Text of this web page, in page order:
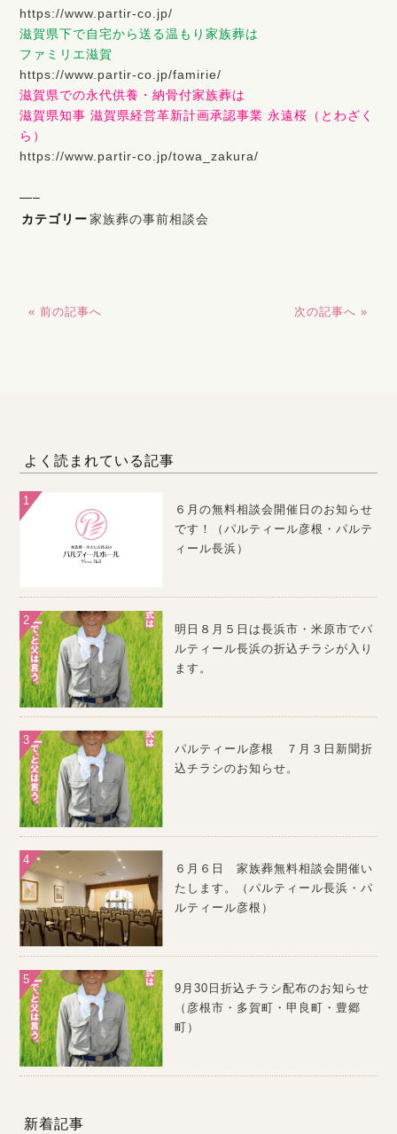
https://www.partir-co.jp/
滋賀県下で自宅から送る温もり家族葬は
ファミリエ滋賀
https://www.partir-co.jp/famirie/
滋賀県での永代供養・納骨付家族葬は
滋賀県知事 滋賀県経営革新計画承認事業 永遠桜（とわざく
ら）
https://www.partir-co.jp/towa_zakura/
—–
カテゴリー 家族葬の事前相談会
« 前の記事へ 次の記事へ »
よく読まれている記事
６月の無料相談会開催日のお知らせ
です！（パルティール彦根・パルテ
ィール長浜）
明日８月５日は長浜市・米原市でパ
ルティール長浜の折込チラシが入り
ます。
パルティール彦根 ７月３日新聞折
込チラシのお知らせ。
６月６日 家族葬無料相談会開催い
たします。（パルティール長浜・パ
ルティール彦根）
9月30日折込チラシ配布のお知らせ
（彦根市・多賀町・甲良町・豊郷
町）
新着記事